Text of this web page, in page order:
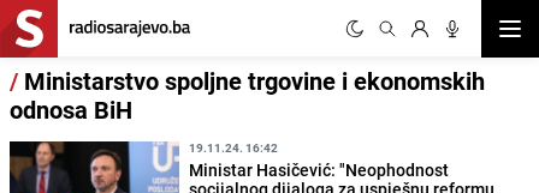
/ Ministarstvo spoljne trgovine i ekonomskih
odnosa BiH
19.11.24. 16:42
Ministar Hasičević: "Neophodnost